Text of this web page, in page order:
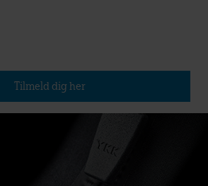
Tilmeld dig her